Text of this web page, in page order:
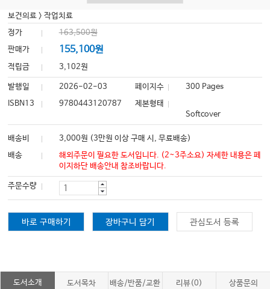
보건의료 >작업치료
정가
163,500원
판매가
155,100원
적립금 3,102원
발행일 2026-02-03 페이지수
300 Pages
ISBN13
9780443120787
제본형태
Softcover
배송비
3,000원 (3만원 이상 구매 시, 무료배송)
배송
해외주문이 필요한 도서입니다. (2~3주소요) 자세한 내용은 페
이지하단 배송안내 참조바랍니다.
주문수량
바로 구매하기 장바구니 담기 관심도서 등록
도서소개 도서목차 배송/반품/교환 리뷰(0) 상품문의